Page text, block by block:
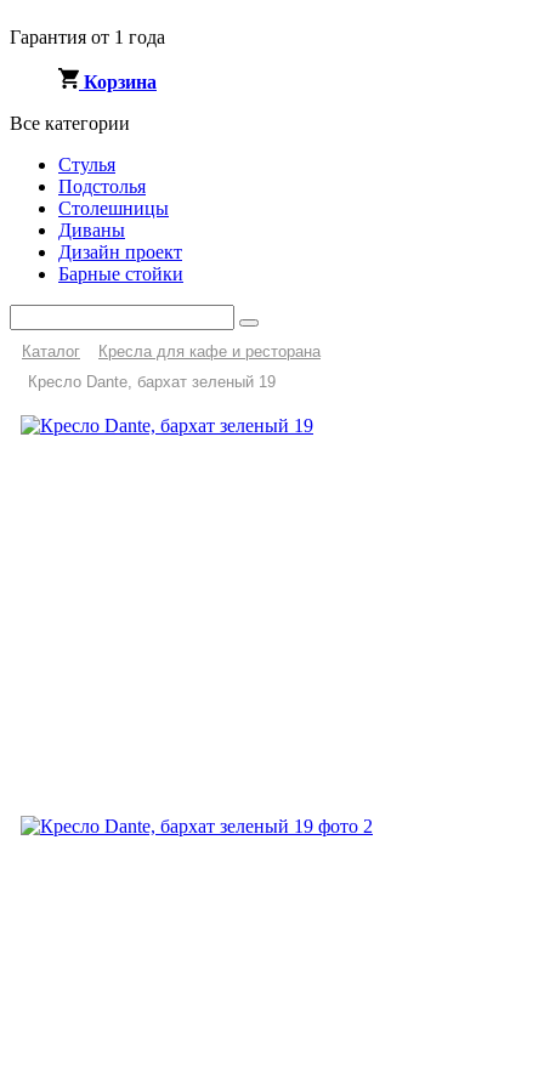
Гарантия от 1 года
Корзина
Все категории
Стулья
Подстолья
Столешницы
Диваны
Дизайн проект
Барные стойки
Каталог
Кресла для кафе и ресторана
Кресло Dante, бархат зеленый 19